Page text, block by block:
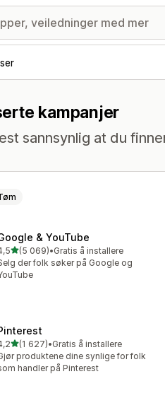
kampanjer
sannsynlig at du
& YouTube
av 5 stjerner
(5 069)
5069 omtaler
•Gratis å installere
der folk søker på Google og
av 5 stjerner
(1 627)
1627 omtaler
•Gratis å installere
produktene dine synlige for folk
handler på Pinterest